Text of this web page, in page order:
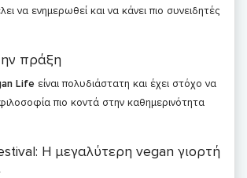
να ενημερωθεί και να κάνει πιο συνειδητές
πράξη
Life είναι πολυδιάστατη και έχει στόχο να
πιο κοντά στην καθημερινότητα
Η μεγαλύτερη vegan γιορτή